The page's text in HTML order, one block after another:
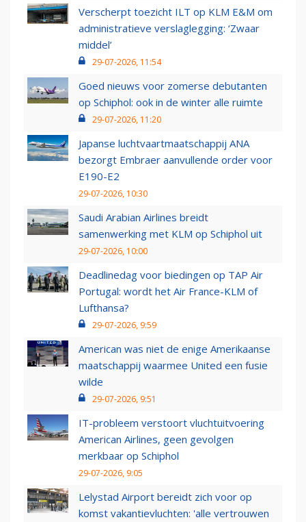
Verscherpt toezicht ILT op KLM E&M om
administratieve verslaglegging: ‘Zwaar
middel’
29-07-2026, 11:54
Goed nieuws voor zomerse debutanten
op Schiphol: ook in de winter alle ruimte
29-07-2026, 11:20
Japanse luchtvaartmaatschappij ANA
bezorgt Embraer aanvullende order voor
E190-E2
29-07-2026, 10:30
Saudi Arabian Airlines breidt
samenwerking met KLM op Schiphol uit
29-07-2026, 10:00
Deadlinedag voor biedingen op TAP Air
Portugal: wordt het Air France-KLM of
Lufthansa?
29-07-2026, 9:59
American was niet de enige Amerikaanse
maatschappij waarmee United een fusie
wilde
29-07-2026, 9:51
IT-probleem verstoort vluchtuitvoering
American Airlines, geen gevolgen
merkbaar op Schiphol
29-07-2026, 9:05
Lelystad Airport bereidt zich voor op
komst vakantievluchten: 'alle vertrouwen